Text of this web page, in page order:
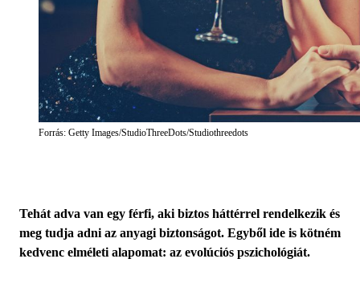
Forrás: Getty Images/StudioThreeDots/Studiothreedots
Tehát adva van egy férfi, aki biztos háttérrel rendelkezik és
meg tudja adni az anyagi biztonságot. Egyből ide is kötném
kedvenc elméleti alapomat: az evolúciós pszichológiát.